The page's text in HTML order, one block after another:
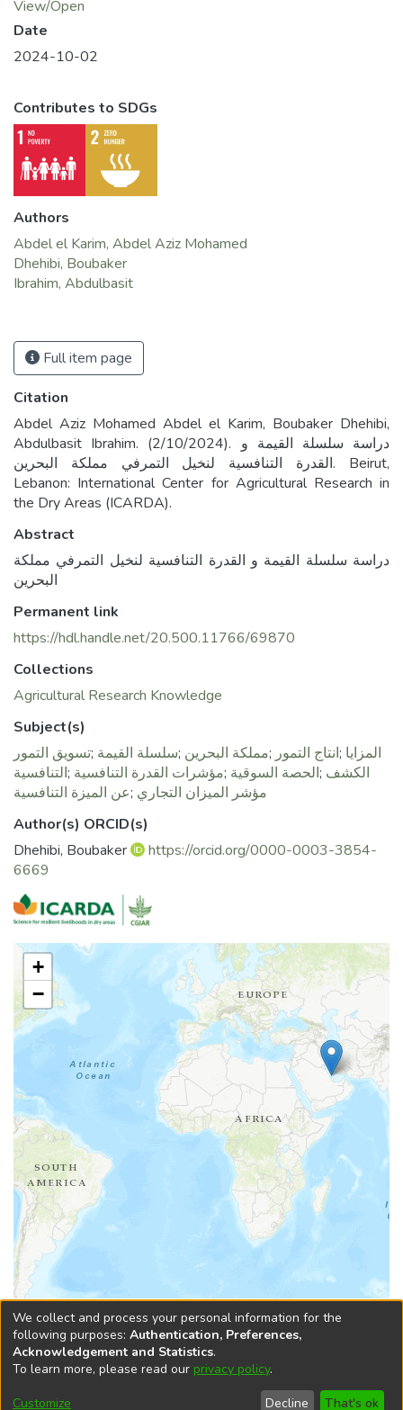
View/Open
Date
2024-10-02
Contributes to SDGs
Authors
Abdel el Karim, Abdel Aziz Mohamed
Dhehibi, Boubaker
Ibrahim, Abdulbasit
Full item page
Citation
Abdel Aziz Mohamed Abdel el Karim, Boubaker Dhehibi,
Abdulbasit Ibrahim. (2/10/2024). دراسة سلسلة القيمة و
القدرة التنافسية لنخيل التمرفي مملكة البحرين. Beirut,
Lebanon: International Center for Agricultural Research in
the Dry Areas (ICARDA).
Abstract
دراسة سلسلة القيمة و القدرة التنافسية لنخيل التمرفي مملكة
البحرين
Permanent link
https://hdl.handle.net/20.500.11766/69870
Collections
Agricultural Research Knowledge
Subject(s)
تسويق التمور; سلسلة القيمة; مملكة البحرين; انتاج التمور; المزايا
التنافسية; مؤشرات القدرة التنافسية; الحصة السوقية; الكشف
عن الميزة التنافسية; مؤشر الميزان التجاري
Author(s) ORCID(s)
Dhehibi, Boubaker
https://orcid.org/0000-0003-3854-
6669
+
−
Leaflet
Tiles © Esri — Esri, DeLorme, NAVTEQ, TomTom, Intermap, iPC,
USGS, FAO, NPS, NRCAN, GeoBase, Kadaster NL, Ordnance Survey, Esri
Japan, METI, Esri China (Hong Kong), and the GIS User Community
DSpace softwarecopyright © 2002-2026
Cookie
End User
Send
We collect and process your personal information for the
following purposes: Authentication, Preferences,
Acknowledgement and Statistics.
To learn more, please read our privacy policy.
Customize Decline That's ok